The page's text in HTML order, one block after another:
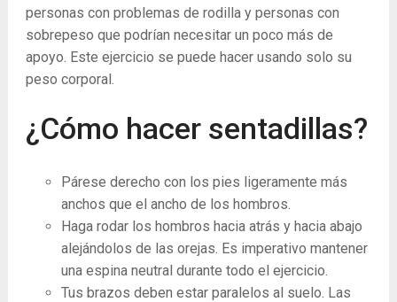
personas con problemas de rodilla y personas con
sobrepeso que podrían necesitar un poco más de
apoyo. Este ejercicio se puede hacer usando solo su
peso corporal.
¿Cómo hacer sentadillas?
Párese derecho con los pies ligeramente más
anchos que el ancho de los hombros.
Haga rodar los hombros hacia atrás y hacia abajo
alejándolos de las orejas. Es imperativo mantener
una espina neutral durante todo el ejercicio.
Tus brazos deben estar paralelos al suelo. Las